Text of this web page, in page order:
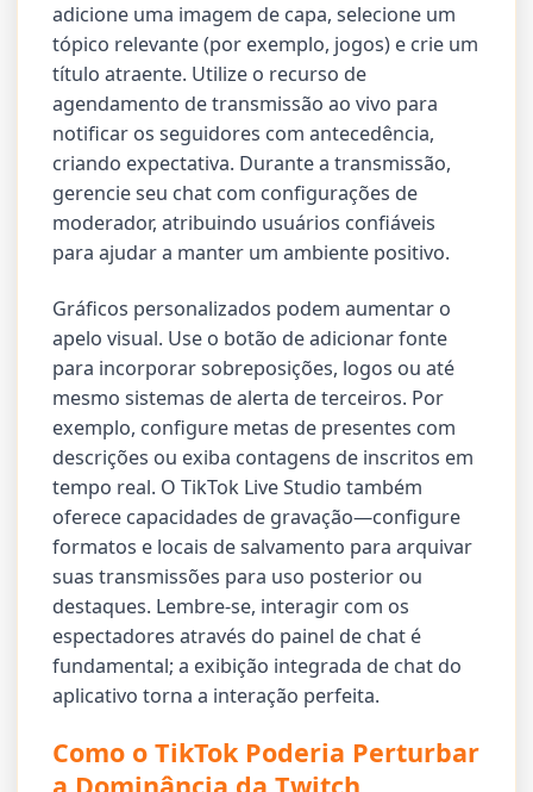
adicione uma imagem de capa, selecione um
tópico relevante (por exemplo, jogos) e crie um
título atraente. Utilize o recurso de
agendamento de transmissão ao vivo para
notificar os seguidores com antecedência,
criando expectativa. Durante a transmissão,
gerencie seu chat com configurações de
moderador, atribuindo usuários confiáveis
para ajudar a manter um ambiente positivo.
Gráficos personalizados podem aumentar o
apelo visual. Use o botão de adicionar fonte
para incorporar sobreposições, logos ou até
mesmo sistemas de alerta de terceiros. Por
exemplo, configure metas de presentes com
descrições ou exiba contagens de inscritos em
tempo real. O TikTok Live Studio também
oferece capacidades de gravação—configure
formatos e locais de salvamento para arquivar
suas transmissões para uso posterior ou
destaques. Lembre-se, interagir com os
espectadores através do painel de chat é
fundamental; a exibição integrada de chat do
aplicativo torna a interação perfeita.
Como o TikTok Poderia Perturbar